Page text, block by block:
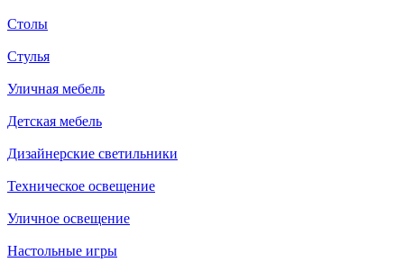
Столы
Стулья
Уличная мебель
Детская мебель
Дизайнерские светильники
Техническое освещение
Уличное освещение
Настольные игры